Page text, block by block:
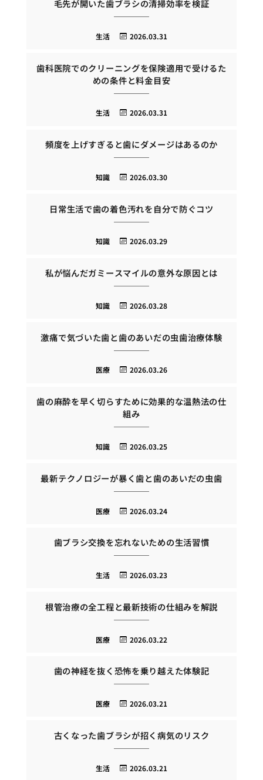
毛先が開いた歯ブラシの清掃効率を検証
2026.03.31
生活
歯科医院でのクリーニングを保険適用で受けるた
めの条件と料金目安
2026.03.31
生活
頻度を上げすぎると歯にダメージはあるのか
2026.03.30
知識
日常生活で歯の着色汚れを自分で防ぐコツ
2026.03.29
知識
私が悩んだガミースマイルの意外な原因とは
2026.03.28
知識
激痛で気づいた歯と歯のあいだの虫歯治療体験
2026.03.26
医療
歯の麻酔を早く切らすために効果的な温熱法の仕
組み
2026.03.25
知識
最新テクノロジーが暴く歯と歯のあいだの虫歯
2026.03.24
医療
歯ブラシ交換を忘れないための生活習慣
2026.03.23
生活
根管治療の全工程と最新技術の仕組みを解説
2026.03.22
医療
歯の神経を抜く恐怖を乗り越えた体験記
2026.03.21
医療
古くなった歯ブラシが招く病気のリスク
2026.03.21
生活